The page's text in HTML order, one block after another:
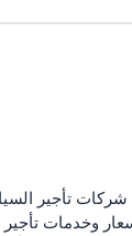
تأجير
وخدمات تأجير